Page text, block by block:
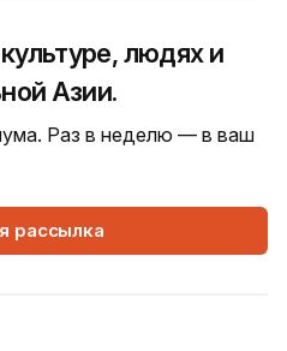
людях и
Азии.
Раз в неделю — в ваш
рассылка